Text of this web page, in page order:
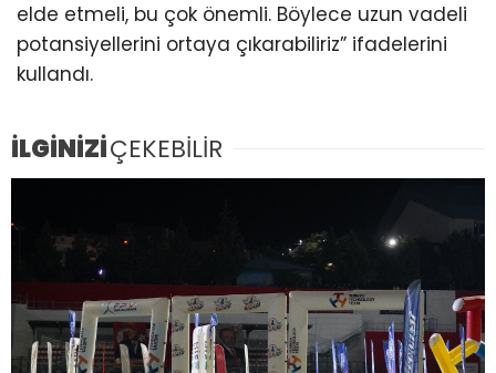
elde etmeli, bu çok önemli. Böylece uzun vadeli
potansiyellerini ortaya çıkarabiliriz” ifadelerini
kullandı.
İLGİNİZİÇEKEBİLİR